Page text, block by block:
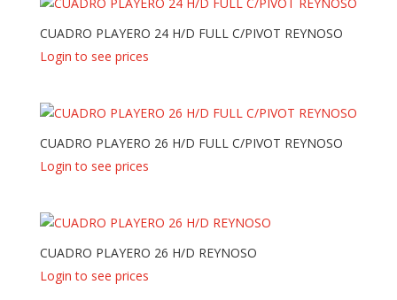
CUADRO PLAYERO 24 H/D FULL C/PIVOT REYNOSO
Login to see prices
CUADRO PLAYERO 26 H/D FULL C/PIVOT REYNOSO
Login to see prices
CUADRO PLAYERO 26 H/D REYNOSO
Login to see prices